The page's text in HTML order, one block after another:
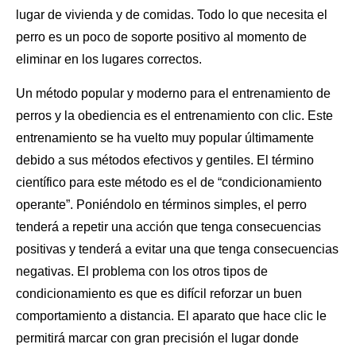
lugar de vivienda y de comidas. Todo lo que necesita el
perro es un poco de soporte positivo al momento de
eliminar en los lugares correctos.
Un método popular y moderno para el entrenamiento de
perros y la obediencia es el entrenamiento con clic. Este
entrenamiento se ha vuelto muy popular últimamente
debido a sus métodos efectivos y gentiles. El término
científico para este método es el de “condicionamiento
operante”. Poniéndolo en términos simples, el perro
tenderá a repetir una acción que tenga consecuencias
positivas y tenderá a evitar una que tenga consecuencias
negativas. El problema con los otros tipos de
condicionamiento es que es difícil reforzar un buen
comportamiento a distancia. El aparato que hace clic le
permitirá marcar con gran precisión el lugar donde